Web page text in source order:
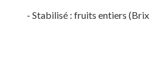
- Stabilisé : fruits entiers